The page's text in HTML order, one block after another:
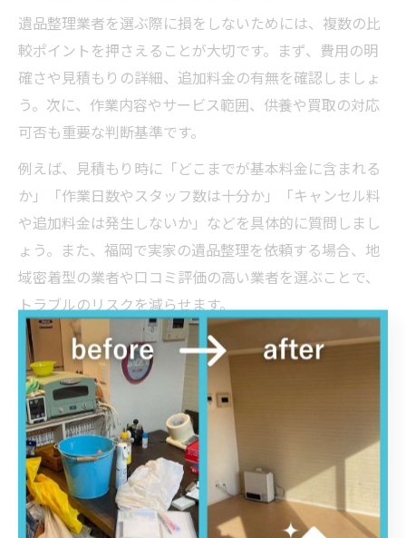
遺品整理業者を選ぶ際に損をしないためには、複数の比
較ポイントを押さえることが大切です。まず、費用の明
確さや見積もりの詳細、追加料金の有無を確認しましょ
う。次に、作業内容やサービス範囲、供養や買取の対応
可否も重要な判断基準です。
例えば、見積もり時に「どこまでが基本料金に含まれる
か」「作業日数やスタッフ数は十分か」「キャンセル料
や追加料金は発生しないか」などを具体的に質問しまし
ょう。また、福岡で実家の遺品整理を依頼する場合、地
域密着型の業者や口コミ評価の高い業者を選ぶことで、
トラブルのリスクを減らせます。
比較時には、業者の対応の丁寧さや説明力もチェックポ
イントです。分かりやすい説明と明確な料金提示がある
業者は、信頼性が高い傾向にあります。
遺品整理で失敗しない業者選びの基準
遺品整理で失敗しないためには、業者選びの基準を明確
に持つことが不可欠です。信頼できる業者は、見積もり